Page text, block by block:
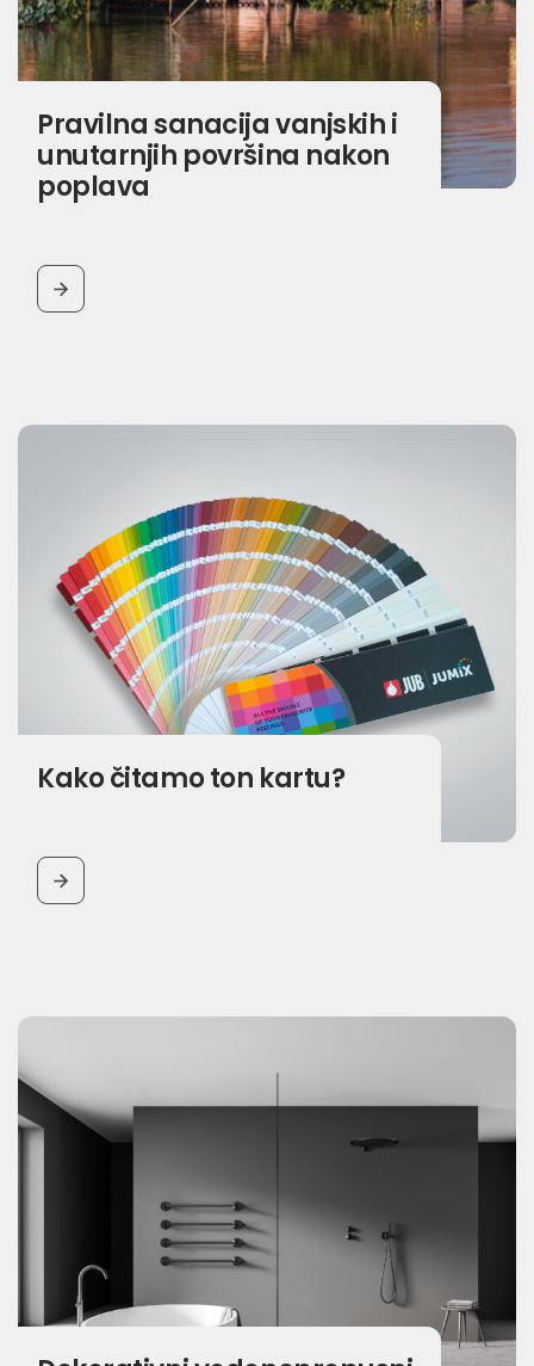
Pravilna sanacija vanjskih i
unutarnjih površina nakon
poplava
BUTTON
Kako čitamo ton kartu?
BUTTON